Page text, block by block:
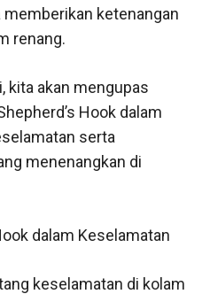
ketenangan
renang.
kita akan mengupas
Hook dalam
serta
menenangkan di
dalam Keselamatan
keselamatan di kolam